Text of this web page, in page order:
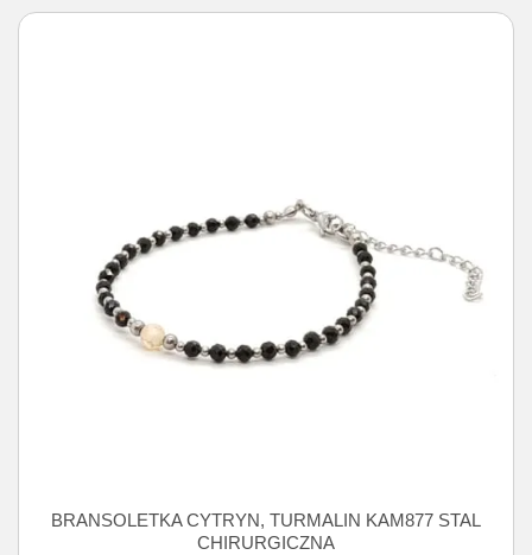
BRANSOLETKA CYTRYN, TURMALIN KAM877 STAL
CHIRURGICZNA